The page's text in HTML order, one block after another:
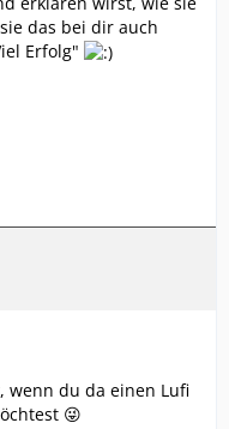
das bei dir auch
Erfolg"
wenn du da einen Lufi
😜